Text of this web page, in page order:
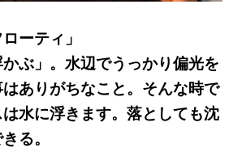
ーティ」
ぶ」。水辺でうっかり偏光を
ありがちなこと。そんな時で
水に浮きます。落としても沈
る。